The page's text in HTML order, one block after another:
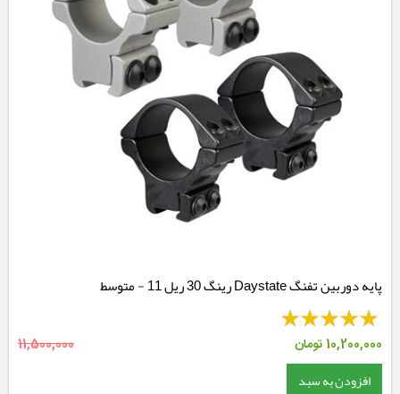
پایه دوربین تفنگ Daystate رینگ 30 ریل 11 - متوسط
10,200,000 تومان 11,500,000
افزودن به سبد